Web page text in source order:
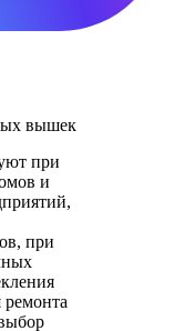
вышек
при
и
при
ремонта